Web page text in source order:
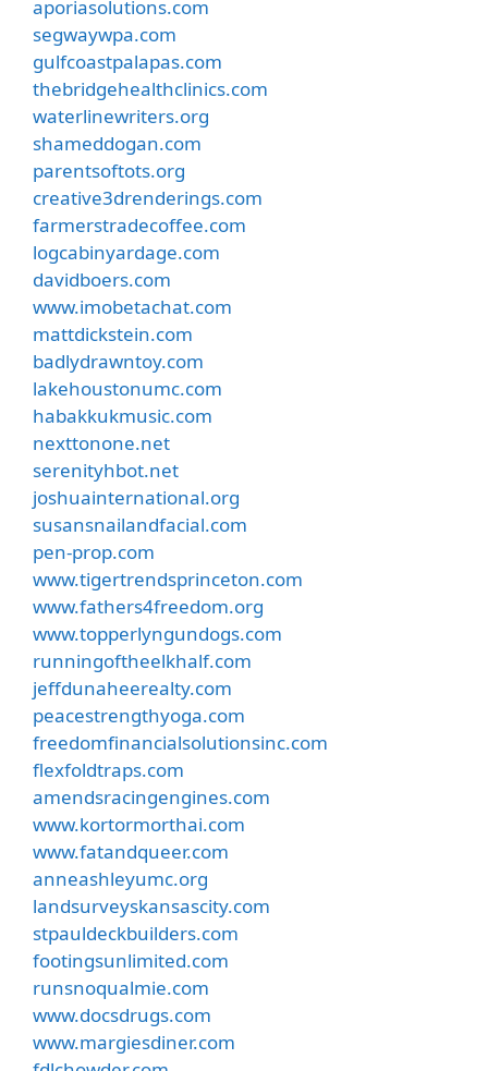
aporiasolutions.com
segwaywpa.com
gulfcoastpalapas.com
thebridgehealthclinics.com
waterlinewriters.org
shameddogan.com
parentsoftots.org
creative3drenderings.com
farmerstradecoffee.com
logcabinyardage.com
davidboers.com
www.imobetachat.com
mattdickstein.com
badlydrawntoy.com
lakehoustonumc.com
habakkukmusic.com
nexttonone.net
serenityhbot.net
joshuainternational.org
susansnailandfacial.com
pen-prop.com
www.tigertrendsprinceton.com
www.fathers4freedom.org
www.topperlyngundogs.com
runningoftheelkhalf.com
jeffdunaheerealty.com
peacestrengthyoga.com
freedomfinancialsolutionsinc.com
flexfoldtraps.com
amendsracingengines.com
www.kortormorthai.com
www.fatandqueer.com
anneashleyumc.org
landsurveyskansascity.com
stpauldeckbuilders.com
footingsunlimited.com
runsnoqualmie.com
www.docsdrugs.com
www.margiesdiner.com